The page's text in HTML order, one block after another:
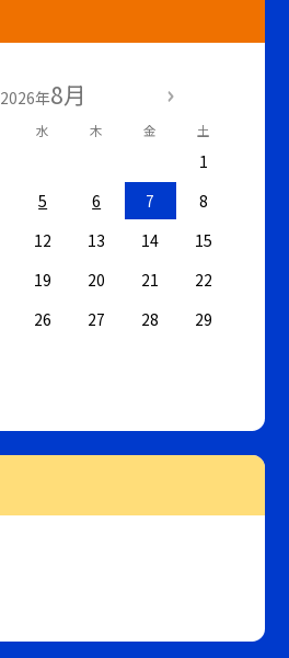
2026年8月
水 木 金 土
1
5 6 7
8
12 13 14
15
19 20 21
22
26 27 28
29